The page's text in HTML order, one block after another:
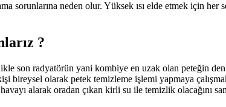
sorunlarına neden olur. Yüksek ısı elde etmek için
?
son radyatörün yani kombiye en uzak olan peteğin den
bireysel olarak petek temizleme işlemi yapmaya
alarak oradan çıkan kirli su ile temizlik olacağını